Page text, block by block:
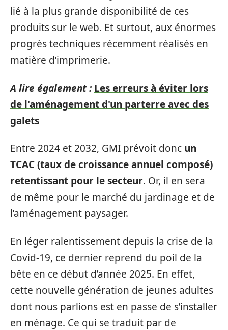
lié à la plus grande disponibilité de ces
produits sur le web. Et surtout, aux énormes
progrès techniques récemment réalisés en
matière d’imprimerie.
A lire également : Les erreurs à éviter lors
de l'aménagement d'un parterre avec des
galets
Entre 2024 et 2032, GMI prévoit donc un
TCAC (taux de croissance annuel composé)
retentissant pour le secteur. Or, il en sera
de même pour le marché du jardinage et de
l’aménagement paysager.
En léger ralentissement depuis la crise de la
Covid-19, ce dernier reprend du poil de la
bête en ce début d’année 2025. En effet,
cette nouvelle génération de jeunes adultes
dont nous parlions est en passe de s’installer
en ménage. Ce qui se traduit par de